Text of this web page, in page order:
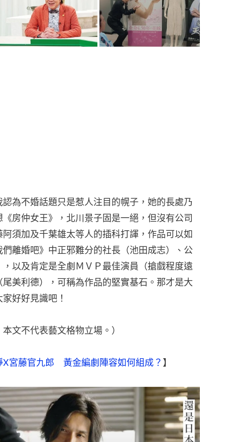
為不婚話題只是惹人注目的幌子，她的長處乃
房仲女王》，北川景子固是一絕，但沒有公司
須加及千葉雄太等人的插科打諢，作品可以如
離婚吧》中正邪難分的社長（池田成志）、公
以及肯定是全劇ＭＶＰ最佳演員（搶戲程度遠
美利德），可稱為作品的堅實基石。那才是大
好好見識吧！
文不代表藝文格物立場。）
X宮藤官九郎　黃金編劇陣容如何組成？】